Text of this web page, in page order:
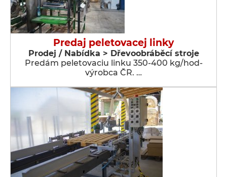
Predaj peletovacej linky
Prodej / Nabídka > Dřevoobráběcí stroje
Predám peletovaciu linku 350-400 kg/hod-
výrobca ČR. …